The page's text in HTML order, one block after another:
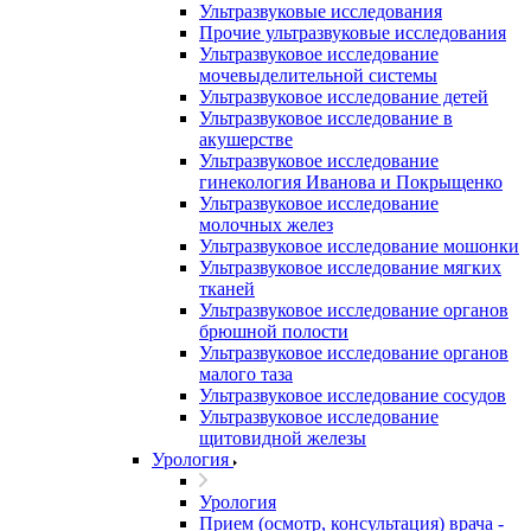
Ультразвуковые исследования
Прочие ультразвуковые исследования
Ультразвуковое исследование
мочевыделительной системы
Ультразвуковое исследование детей
Ультразвуковое исследование в
акушерстве
Ультразвуковое исследование
гинекология Иванова и Покрыщенко
Ультразвуковое исследование
молочных желез
Ультразвуковое исследование мошонки
Ультразвуковое исследование мягких
тканей
Ультразвуковое исследование органов
брюшной полости
Ультразвуковое исследование органов
малого таза
Ультразвуковое исследование сосудов
Ультразвуковое исследование
щитовидной железы
Урология
Урология
Прием (осмотр, консультация) врача -